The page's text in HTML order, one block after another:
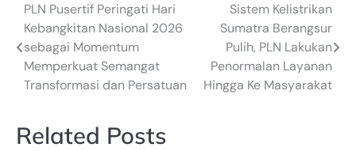
Post
navigation
PLN Pusertif Peringati Hari
Kebangkitan Nasional 2026
sebagai Momentum
Memperkuat Semangat
Transformasi dan Persatuan
Sistem Kelistrikan
Sumatra Berangsur
Pulih, PLN Lakukan
Penormalan Layanan
Hingga Ke Masyarakat
Related Posts